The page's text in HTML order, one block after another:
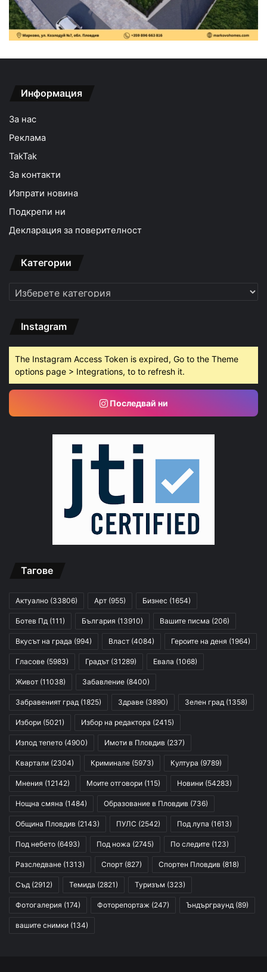
Информация
За нас
Реклама
TakTak
За контакти
Изпрати новина
Подкрепи ни
Декларация за поверителност
Категории
Категории
Instagram
The Instagram Access Token is expired, Go to the Theme
options page > Integrations, to to refresh it.
Последвай ни
Тагове
Актуално (33806) Арт (955) Бизнес (1654)
Ботев Пд (111) България (13910) Вашите писма (206)
Вкусът на града (994) Власт (4084) Героите на деня (1964)
Гласове (5983) Градът (31289) Евала (1068)
Живот (11038) Забавление (8400)
Забравеният град (1825) Здраве (3890) Зелен град (1358)
Избори (5021) Избор на редактора (2415)
Изпод тепето (4900) Имоти в Пловдив (237)
Квартали (2304) Криминале (5973) Култура (9789)
Мнения (12142) Моите отговори (115) Новини (54283)
Нощна смяна (1484) Образование в Пловдив (736)
Община Пловдив (2143) ПУЛС (2542) Под лупа (1613)
Под небето (6493) Под ножа (2745) По следите (123)
Разследване (1313) Спорт (827) Спортен Пловдив (818)
Съд (2912) Темида (2821) Туризъм (323)
Фотогалерия (174) Фоторепортаж (247) Ъндърграунд (89)
вашите снимки (134)